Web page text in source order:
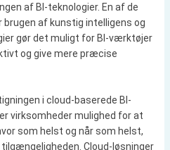
af BI-teknologier. En af de
af kunstig intelligens og
gør det muligt for BI-værktøjer
og give mere præcise
i cloud-baserede BI-
virksomheder mulighed for at
som helst og når som helst,
Cloud-løsninger